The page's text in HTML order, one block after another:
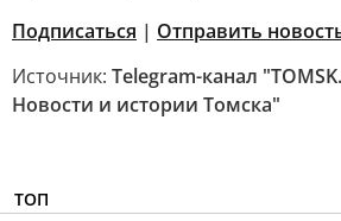
Подписаться | Отправить
Источник: Telegram-канал
Новости и истории Томска"
ТОП